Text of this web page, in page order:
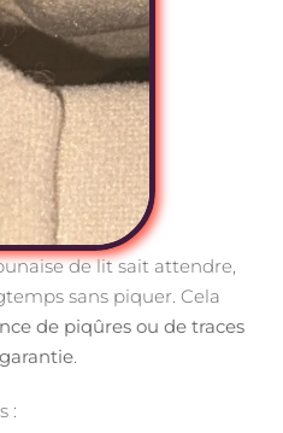
de lit sait attendre,
sans piquer. Cela
de piqûres ou de traces
: